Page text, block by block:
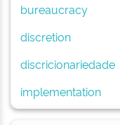
bureaucracy
discretion
discricionariedade
implementation